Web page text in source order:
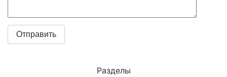
Разделы